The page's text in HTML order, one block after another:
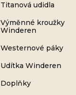
Titanová udidla
Výměnné kroužky
Winderen
Westernové páky
Udítka Winderen
Doplňky